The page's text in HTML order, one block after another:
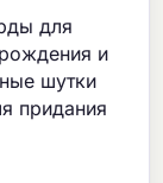
для
и
шутки
придания